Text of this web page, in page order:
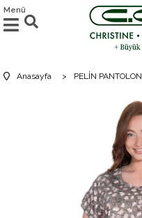
Menü
Anasayfa > PELİN PANTOLON